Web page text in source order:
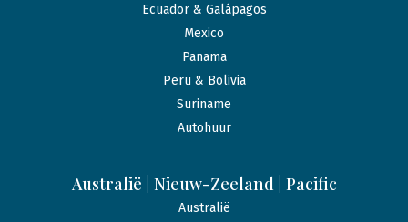
Ecuador & Galápagos
Mexico
Panama
Peru & Bolivia
Suriname
Autohuur
Australië | Nieuw-Zeeland | Pacific
Australië